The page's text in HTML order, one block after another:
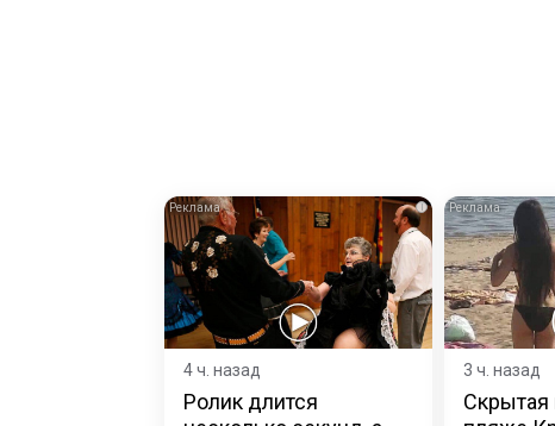
i
4 ч. назад
Ролик длится
3 ч. назад
Скрытая